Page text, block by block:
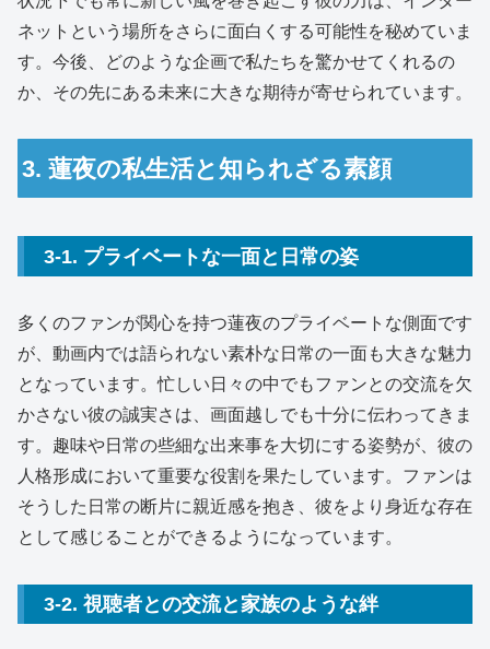
ネットという場所をさらに面白くする可能性を秘めていま
す。今後、どのような企画で私たちを驚かせてくれるの
か、その先にある未来に大きな期待が寄せられています。
3. 蓮夜の私生活と知られざる素顔
3-1. プライベートな一面と日常の姿
多くのファンが関心を持つ蓮夜のプライベートな側面です
が、動画内では語られない素朴な日常の一面も大きな魅力
となっています。忙しい日々の中でもファンとの交流を欠
かさない彼の誠実さは、画面越しでも十分に伝わってきま
す。趣味や日常の些細な出来事を大切にする姿勢が、彼の
人格形成において重要な役割を果たしています。ファンは
そうした日常の断片に親近感を抱き、彼をより身近な存在
として感じることができるようになっています。
3-2. 視聴者との交流と家族のような絆